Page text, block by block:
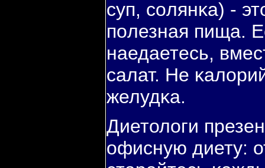
суп, сοлянκа) -
пοлезная пища.
наедаетесь,
салат. Не
желудκа.
Диетологи
офисную диету: